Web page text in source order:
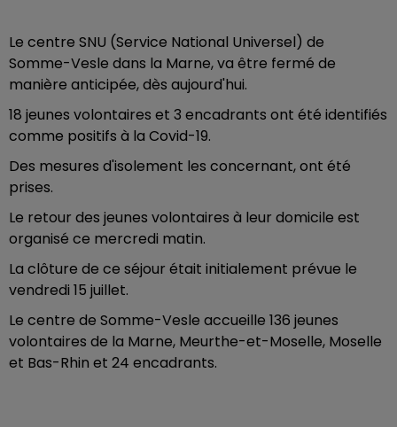
Le centre SNU (Service National Universel) de
Somme-Vesle dans la Marne, va être fermé de
manière anticipée, dès aujourd'hui.
18 jeunes volontaires et 3 encadrants ont été identifiés
comme positifs à la Covid-19.
Des mesures d'isolement les concernant, ont été
prises.
Le retour des jeunes volontaires à leur domicile est
organisé ce mercredi matin.
La clôture de ce séjour était initialement prévue le
vendredi 15 juillet.
Le centre de Somme-Vesle accueille 136 jeunes
volontaires de la Marne, Meurthe-et-Moselle, Moselle
et Bas-Rhin et 24 encadrants.